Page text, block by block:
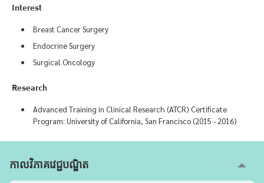
Interest
Breast Cancer Surgery
Endocrine Surgery
Surgical Oncology
Research
Advanced Training in Clinical Research (ATCR) Certificate
Program: University of California, San Francisco (2015 - 2016)
កាលវិភាគវេជ្ជបណ្ឌិត